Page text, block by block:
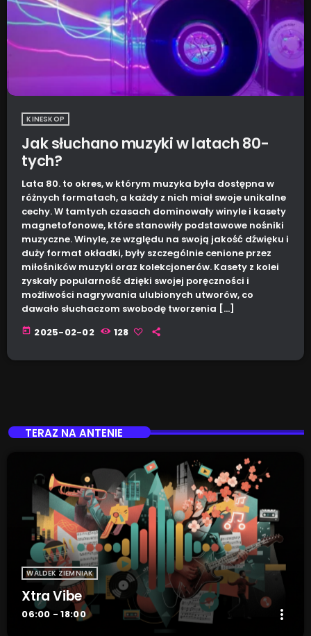
KINESKOP
Jak słuchano muzyki w latach 80-
tych?
Lata 80. to okres, w którym muzyka była dostępna w
różnych formatach, a każdy z nich miał swoje unikalne
cechy. W tamtych czasach dominowały winyle i kasety
magnetofonowe, które stanowiły podstawowe nośniki
muzyczne. Winyle, ze względu na swoją jakość dźwięku i
duży format okładki, były szczególnie cenione przez
miłośników muzyki oraz kolekcjonerów. Kasety z kolei
zyskały popularność dzięki swojej poręczności i
możliwości nagrywania ulubionych utworów, co
dawało słuchaczom swobodę tworzenia […]
today 2025-02-02 128
TERAZ NA ANTENIE
WALDEK ZIEMNIAK
Xtra Vibe
06:00 - 18:00 more_vert